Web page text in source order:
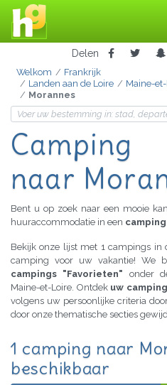
Delen
Welkom
Frankrijk
Landen aan de Loire
Maine-
Morannes
Camping
naar
Bent u op zoek naar een mooie
huuraccommodatie in een
Bekijk onze lijst met 1 campings in
camping voor uw vakantie! We
campings "Favorieten" onder
Maine-et-Loire. Ontdek uw
volgens uw persoonlijke criteria
door onze thematische secties
1 camping naar
beschikbaar